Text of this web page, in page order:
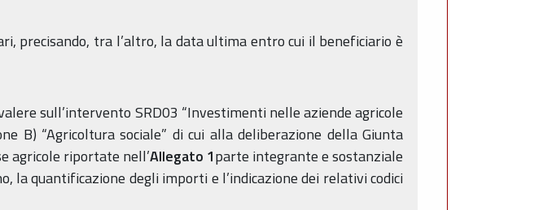
precisando, tra l’altro, la data ultima entro cui il beneficiario è
sull’intervento SRD03 “Investimenti nelle aziende agricole
B) “Agricoltura sociale” di cui alla deliberazione della Giunta
agricole riportate nell’Allegato 1parte integrante e sostanziale
quantificazione degli importi e l’indicazione dei relativi codici